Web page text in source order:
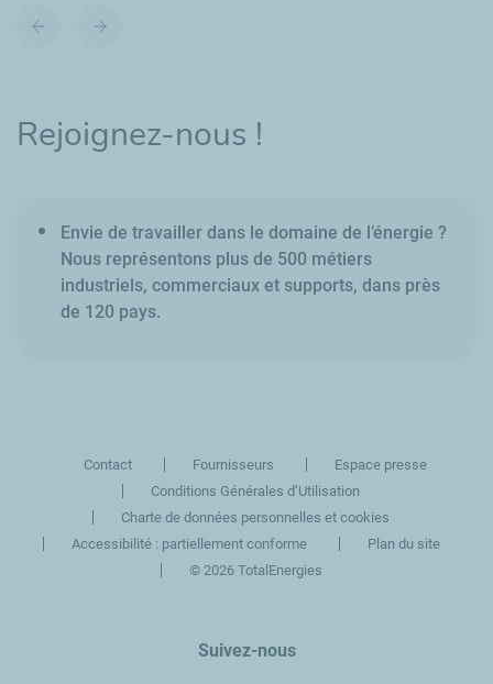
Rejoignez-nous !
Envie de travailler dans le domaine de l’énergie ?
Nous représentons plus de 500 métiers
industriels, commerciaux et supports, dans près
de 120 pays.
Contact Fournisseurs
Espace presse
Conditions Générales d’Utilisation
Charte de données personnelles et cookies
Accessibilité : partiellement conforme
Plan du site
©2026 TotalEnergies
Suivez-nous